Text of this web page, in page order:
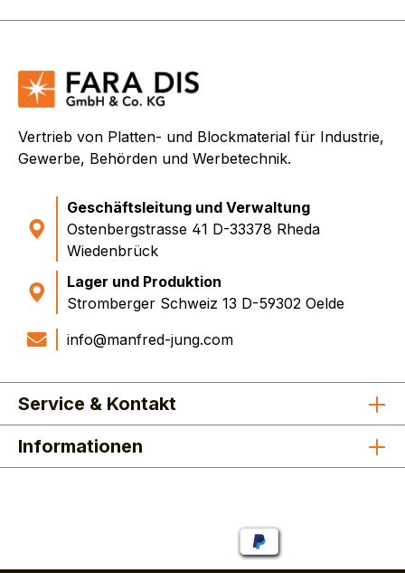
Vertrieb von Platten- und Blockmaterial für Industrie,
Gewerbe, Behörden und Werbetechnik.
Geschäftsleitung und Verwaltung
Ostenbergstrasse 41 D-33378 Rheda
Wiedenbrück
Lager und Produktion
Stromberger Schweiz 13 D-59302 Oelde
info@manfred-jung.com
Service & Kontakt
Informationen